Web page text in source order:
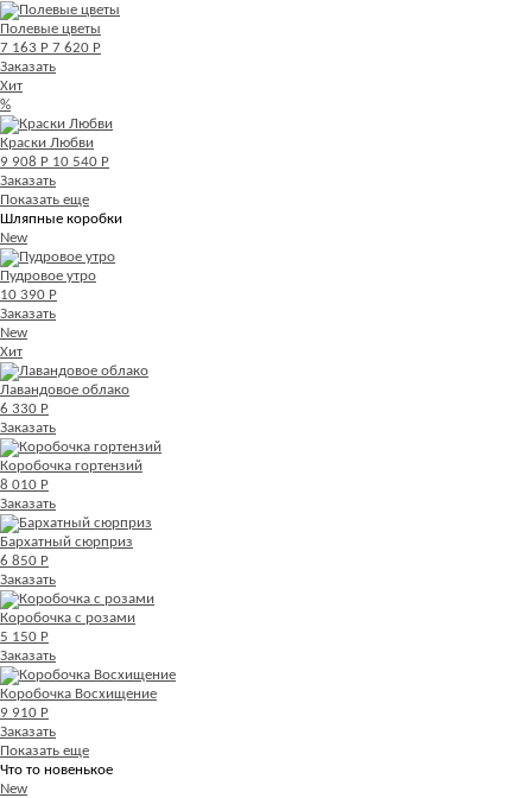
Полевые цветы
7 163 Р 7 620 Р
Заказать
Хит
%
Краски Любви
9 908 Р 10 540 Р
Заказать
Показать еще
Шляпные коробки
New
Пудровое утро
10 390 Р
Заказать
New
Хит
Лавандовое облако
6 330 Р
Заказать
Коробочка гортензий
8 010 Р
Заказать
Бархатный сюрприз
6 850 Р
Заказать
Коробочка с розами
5 150 Р
Заказать
Коробочка Восхищение
9 910 Р
Заказать
Показать еще
Что то новенькое
New